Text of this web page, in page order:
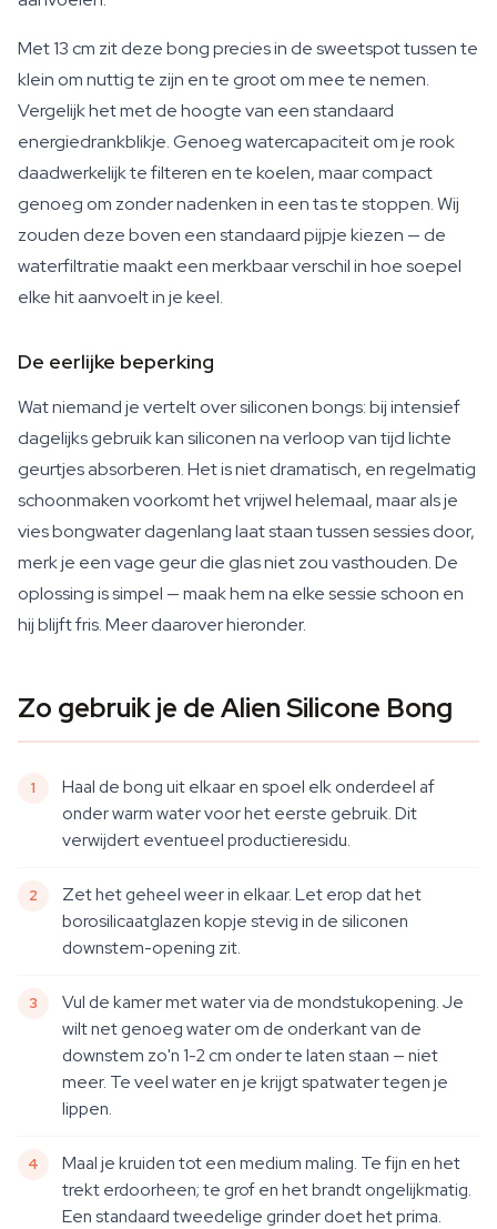
Met 13 cm zit deze bong precies in de sweetspot tussen te
klein om nuttig te zijn en te groot om mee te nemen.
Vergelijk het met de hoogte van een standaard
energiedrankblikje. Genoeg watercapaciteit om je rook
daadwerkelijk te filteren en te koelen, maar compact
genoeg om zonder nadenken in een tas te stoppen. Wij
zouden deze boven een standaard pijpje kiezen — de
waterfiltratie maakt een merkbaar verschil in hoe soepel
elke hit aanvoelt in je keel.
De eerlijke beperking
Wat niemand je vertelt over siliconen bongs: bij intensief
dagelijks gebruik kan siliconen na verloop van tijd lichte
geurtjes absorberen. Het is niet dramatisch, en regelmatig
schoonmaken voorkomt het vrijwel helemaal, maar als je
vies bongwater dagenlang laat staan tussen sessies door,
merk je een vage geur die glas niet zou vasthouden. De
oplossing is simpel — maak hem na elke sessie schoon en
hij blijft fris. Meer daarover hieronder.
Zo gebruik je de Alien Silicone Bong
Haal de bong uit elkaar en spoel elk onderdeel af
onder warm water voor het eerste gebruik. Dit
verwijdert eventueel productieresidu.
Zet het geheel weer in elkaar. Let erop dat het
borosilicaatglazen kopje stevig in de siliconen
downstem-opening zit.
Vul de kamer met water via de mondstukopening. Je
wilt net genoeg water om de onderkant van de
downstem zo'n 1-2 cm onder te laten staan — niet
meer. Te veel water en je krijgt spatwater tegen je
lippen.
Maal je kruiden tot een medium maling. Te fijn en het
trekt erdoorheen; te grof en het brandt ongelijkmatig.
Een standaard tweedelige grinder doet het prima.